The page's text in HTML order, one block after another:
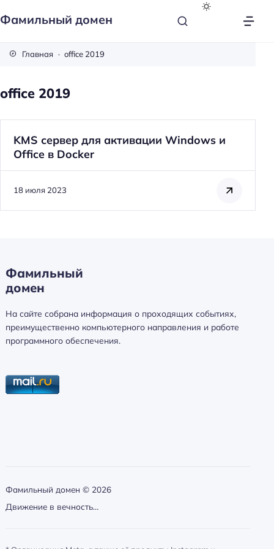
Фамильный домен
Главная office 2019
office 2019
KMS сервер для активации Windows и
Office в Docker
18 июля 2023
Фамильный
домен
На сайте собрана информация о проходящих событиях,
преимущественно компьютерного направления и работе
программного обеспечения.
Фамильный домен © 2026
Движение в вечность…
Н
а
т
и
: